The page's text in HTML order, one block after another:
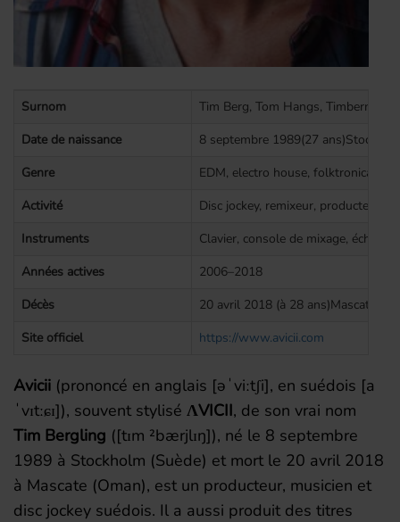
Surnom
Tim Berg, Tom Hangs, Timberman,
Date de naissance
8 septembre 1989(27
Genre
EDM, electro house, folktronica,
Activité
Disc jockey, remixeur, producteur,
Instruments
Clavier, console de mixage,
Années actives
2006–2018
Décès
20 avril 2018 (à 28 ans)Mascate
Site officiel
https://www.avicii.com
Avicii (prononcé en anglais [ə ˈ viːtʃi], en suédois [a
ˈ vɪtːɕɪ]), souvent stylisé ΛVICII, de son vrai nom
Tim Bergling ([tɪm ²bærjlɪŋ]), né le 8 septembre
1989 à Stockholm (Suède) et mort le 20 avril 2018
à Mascate (Oman), est un producteur, musicien et
disc jockey suédois. Il a aussi produit des titres